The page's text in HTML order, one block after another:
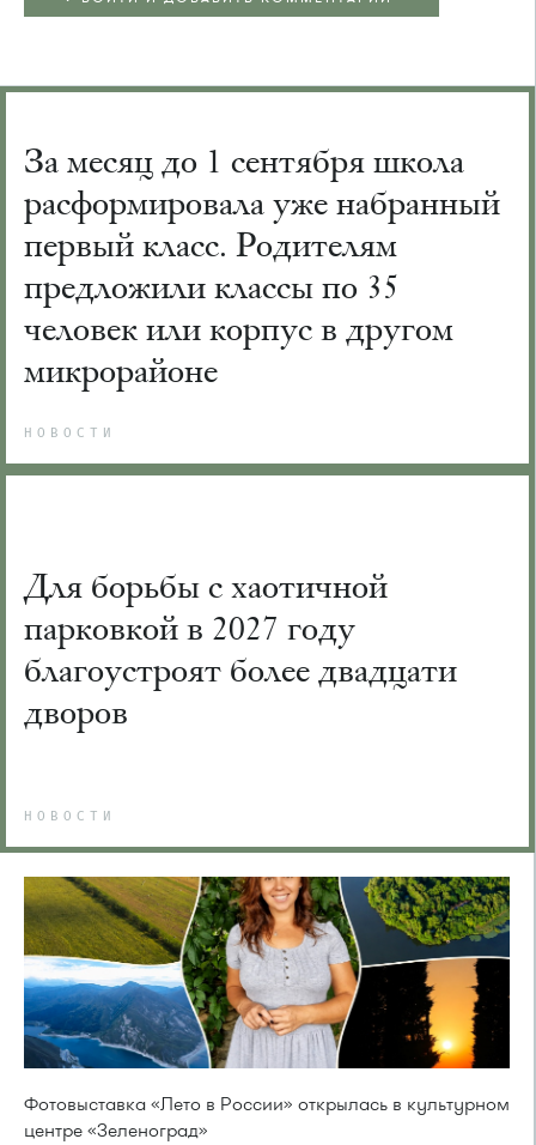
За месяц до 1 сентября школа
расформировала уже набранный
первый класс. Родителям
предложили классы по 35
человек или корпус в другом
микрорайоне
НОВОСТИ
Для борьбы с хаотичной
парковкой в 2027 году
благоустроят более двадцати
дворов
НОВОСТИ
Фотовыставка «Лето в России» открылась в культурном
центре «Зеленоград»